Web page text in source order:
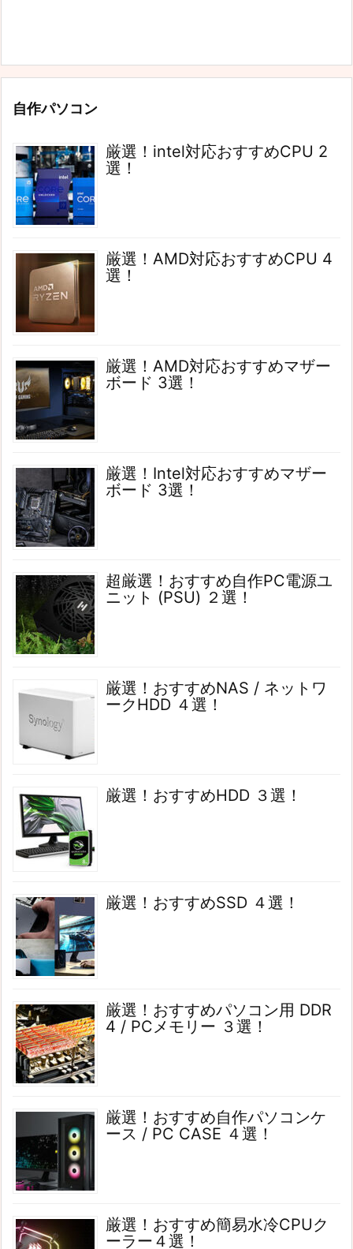
自作パソコン
厳選！intel対応おすすめCPU 2
選！
厳選！AMD対応おすすめCPU 4
選！
厳選！AMD対応おすすめマザー
ボード 3選！
厳選！Intel対応おすすめマザー
ボード 3選！
超厳選！おすすめ自作PC電源ユ
ニット (PSU) ２選！
厳選！おすすめNAS / ネットワ
ークHDD ４選！
厳選！おすすめHDD ３選！
厳選！おすすめSSD ４選！
厳選！おすすめパソコン用 DDR
4 / PCメモリー ３選！
厳選！おすすめ自作パソコンケ
ース / PC CASE ４選！
厳選！おすすめ簡易水冷CPUク
ーラー４選！